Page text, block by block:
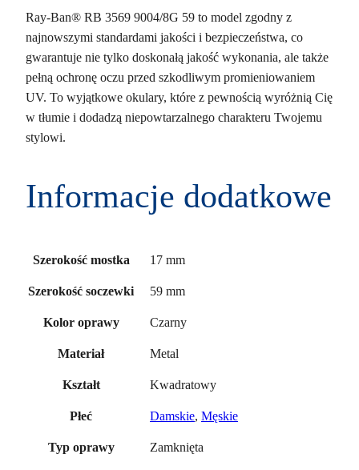
Ray-Ban® RB 3569 9004/8G 59 to model zgodny z
najnowszymi standardami jakości i bezpieczeństwa, co
gwarantuje nie tylko doskonałą jakość wykonania, ale także
pełną ochronę oczu przed szkodliwym promieniowaniem
UV. To wyjątkowe okulary, które z pewnością wyróżnią Cię
w tłumie i dodadzą niepowtarzalnego charakteru Twojemu
stylowi.
Informacje dodatkowe
Szerokość mostka 17 mm
Szerokość soczewki 59 mm
Kolor oprawy Czarny
Materiał Metal
Kształt Kwadratowy
Płeć Damskie, Męskie
Typ oprawy Zamknięta